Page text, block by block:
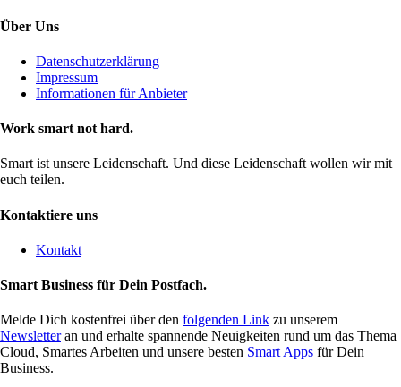
Über Uns
Datenschutzerklärung
Impressum
Informationen für Anbieter
Work smart not hard.
Smart ist unsere Leidenschaft. Und diese Leidenschaft wollen wir mit
euch teilen.
Kontaktiere uns
Kontakt
Smart Business für Dein Postfach.
Melde Dich kostenfrei über den folgenden Link zu unserem
Newsletteran und erhalte spannende Neuigkeiten rund um das Thema
Cloud, Smartes Arbeiten und unsere besten Smart Apps für Dein
Business.